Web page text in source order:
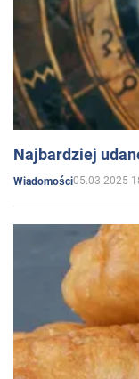
Najbardziej
Wiadomości05.03.2025